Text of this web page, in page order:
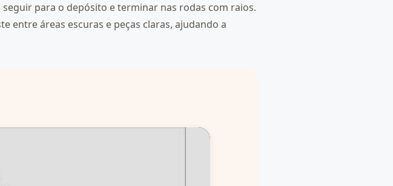
para o depósito e terminar nas rodas com raios.
entre áreas escuras e peças claras, ajudando a